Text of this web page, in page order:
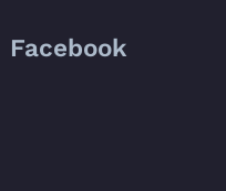
Facebook